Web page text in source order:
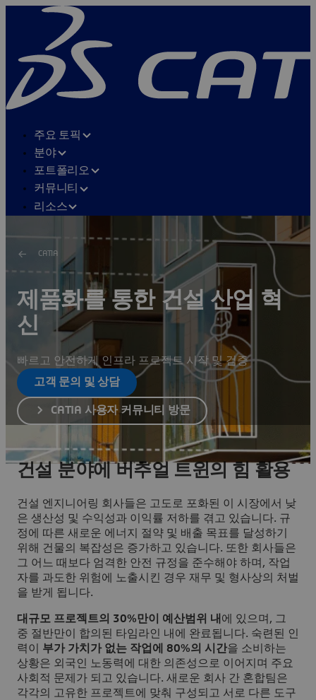
주요 토픽
분야
포트폴리오
커뮤니티
리소스
CATIA
제품화를 통한 건설 산업 혁
신
빠르고 안전하게 인프라 프로젝트 시작 및 검증
고객 문의 및 상담
CATIA 사용자 커뮤니티 방문
건설 분야에 버추얼 트윈의 힘 활용
건설 엔지니어링 회사들은 고도로 포화된 이 시장에서 낮
은 생산성 및 수익성과 이익률 저하를 겪고 있습니다. 규
정에 따른 새로운 에너지 절약 및 배출 목표를 달성하기
위해 건물의 복잡성은 증가하고 있습니다. 또한 회사들은
그 어느 때보다 엄격한 안전 규정을 준수해야 하며, 작업
자를 과도한 위험에 노출시킨 경우 재무 및 형사상의 처벌
을 받게 됩니다.
대규모 프로젝트의 30%만이 예산범위 내 에 있으며, 그
중 절반만이 합의된 타임라인 내에 완료됩니다. 숙련된 인
력이 부가 가치가 없는 작업에 80%의 시간을 소비하는
상황은 외국인 노동력에 대한 의존성으로 이어지며 주요
사회적 문제가 되고 있습니다. 새로운 회사 간 혼합팀은
각각의 고유한 프로젝트에 맞춰 구성되고 서로 다른 도구